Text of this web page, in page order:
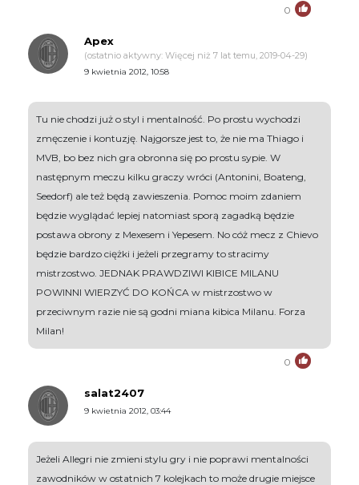
0
Apex
(ostatnio aktywny: Więcej niż 7 lat temu, 2019-04-29)
9 kwietnia 2012, 10:58
Tu nie chodzi już o styl i mentalność. Po prostu wychodzi
zmęczenie i kontuzję. Najgorsze jest to, że nie ma Thiago i
MVB, bo bez nich gra obronna się po prostu sypie. W
następnym meczu kilku graczy wróci (Antonini, Boateng,
Seedorf) ale też będą zawieszenia. Pomoc moim zdaniem
będzie wyglądać lepiej natomiast sporą zagadką będzie
postawa obrony z Mexesem i Yepesem. No cóż mecz z Chievo
będzie bardzo ciężki i jeżeli przegramy to stracimy
mistrzostwo. JEDNAK PRAWDZIWI KIBICE MILANU
POWINNI WIERZYĆ DO KOŃCA w mistrzostwo w
przeciwnym razie nie są godni miana kibica Milanu. Forza
Milan!
0
salat2407
9 kwietnia 2012, 03:44
Jeżeli Allegri nie zmieni stylu gry i nie poprawi mentalności
zawodników w ostatnich 7 kolejkach to może drugie miejsce